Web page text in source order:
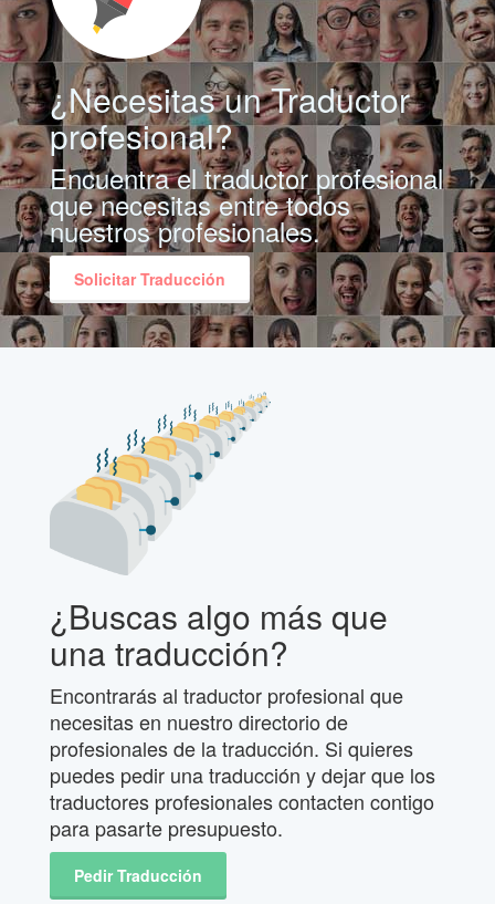
¿Necesitas un Traductor
profesional?
Encuentra el traductor profesional
que necesitas entre todos
nuestros profesionales.
Solicitar Traducción
¿Buscas algo más que
una traducción?
Encontrarás al traductor profesional que
necesitas en nuestro directorio de
profesionales de la traducción. Si quieres
puedes pedir una traducción y dejar que los
traductores profesionales contacten contigo
para pasarte presupuesto.
Pedir Traducción